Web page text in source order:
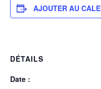
AJOUTER AU
DÉTAILS
Date :